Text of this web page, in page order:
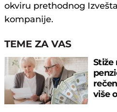
okviru prethodnog
kompanije.
TEME ZA VAS
Stiže
više